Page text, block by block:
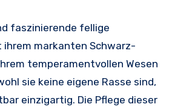
faszinierende fellige
markanten Schwarz-
temperamentvollen Wesen
sie keine eigene Rasse sind,
einzigartig. Die Pflege dieser